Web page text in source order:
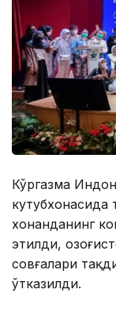
Кўргазма
кутубхонасида
хонанданинг
этилди,
совғалари
ўтказилди.